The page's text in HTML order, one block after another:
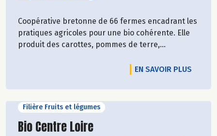
Coopérative bretonne de 66 fermes encadrant les
pratiques agricoles pour une bio cohérente. Elle
produit des carottes, pommes de terre,...
EN SAVOIR PLUS
Filière Fruits et légumes
Découvrir le producteur
Bio Centre Loire